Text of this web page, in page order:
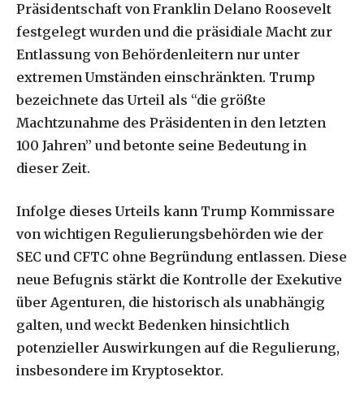
Präsidentschaft von Franklin Delano Roosevelt
festgelegt wurden und die präsidiale Macht zur
Entlassung von Behördenleitern nur unter
extremen Umständen einschränkten. Trump
bezeichnete das Urteil als “die größte
Machtzunahme des Präsidenten in den letzten
100 Jahren” und betonte seine Bedeutung in
dieser Zeit.
Infolge dieses Urteils kann Trump Kommissare
von wichtigen Regulierungsbehörden wie der
SEC und CFTC ohne Begründung entlassen. Diese
neue Befugnis stärkt die Kontrolle der Exekutive
über Agenturen, die historisch als unabhängig
galten, und weckt Bedenken hinsichtlich
potenzieller Auswirkungen auf die Regulierung,
insbesondere im Kryptosektor.